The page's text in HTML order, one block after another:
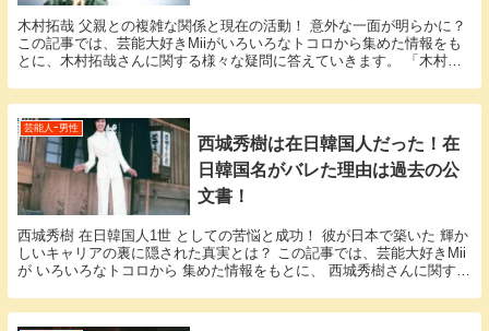
木村拓哉 父親との複雑な関係と現在の活動！ 意外な一面が明らかに？
この記事では、芸能大好きMiiがいろいろなトコロから集めた情報をも
とに、木村拓哉さんに関する様々な疑問に答えていきます。 「木村拓
芸能人ｰ男性
西城秀樹は在日韓国人だった！在
日韓国名がバレた理由は過去の公
文書！
西城秀樹 在日韓国人1世 としての苦悩と成功！ 彼が日本で築いた 輝か
しいキャリアの裏に隠された真実とは？ この記事では、芸能大好きMii
が いろいろなトコロから 集めた情報をもとに、 西城秀樹さんに関する